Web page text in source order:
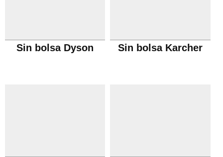
Sin bolsa Dyson Sin bolsa Karcher